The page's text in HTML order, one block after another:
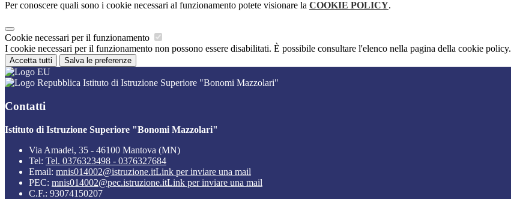
Per conoscere quali sono i cookie necessari al funzionamento potete visionare la COOKIE POLICY.
Cookie necessari per il funzionamento
I cookie necessari per il funzionamento non possono essere disabilitati. È possibile consultare l'elenco nella pagina della cookie policy.
Accetta tutti Salva le preferenze
Istituto di Istruzione Superiore "Bonomi Mazzolari"
Contatti
Istituto di Istruzione Superiore "Bonomi Mazzolari"
Via Amadei, 35 - 46100 Mantova (MN)
Tel: Tel. 0376323498 - 0376327684
Email: mnis014002@istruzione.itLink per inviare una mail
PEC: mnis014002@pec.istruzione.itLink per inviare una mail
C.F.: 93074150207